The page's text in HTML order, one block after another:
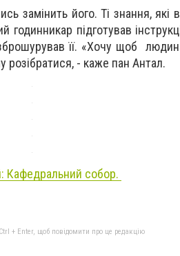
замінить його. Ті знання, які
годинникар підготував
її. «Хочу щоб
розібратися, - каже пан Антал.
Кафедральний собор.
+ Enter, щоб повідомити про це редакцію